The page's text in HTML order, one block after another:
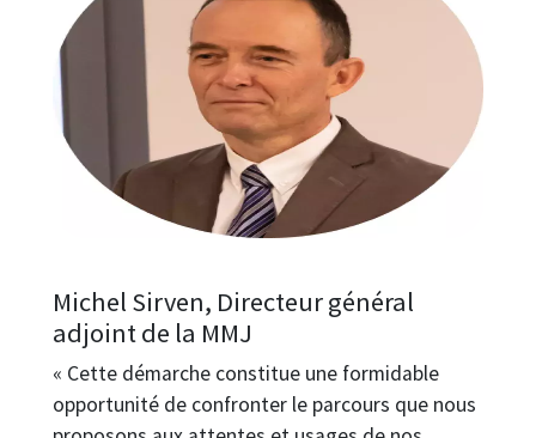
Michel Sirven, Directeur général
adjoint de la MMJ
« Cette démarche constitue une formidable
opportunité de confronter le parcours que nous